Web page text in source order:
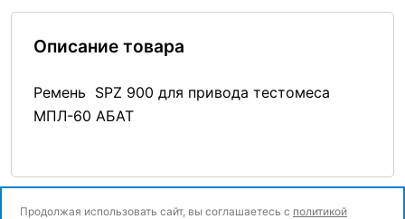
Описание товара
Ремень SPZ 900 для привода тестомеса
МПЛ-60 АБАТ
Продолжая использовать сайт, вы соглашаетесь с политикой